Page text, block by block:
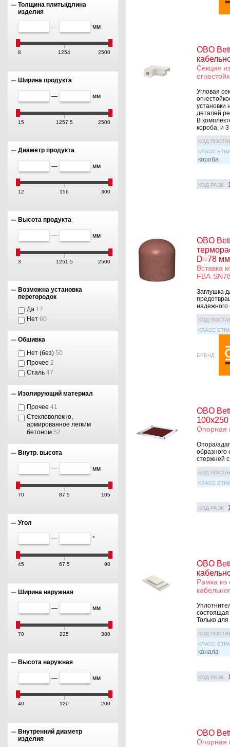
Толщина плиты/длина
изделия
— мм
8 1254 2500
Ширина продукта
— мм
15 1257.5 2500
Диаметр продукта
— мм
12 156 300
Высота продукта
— мм
3 1251.5 2500
Возможна установка
перегородок
Да 17
Нет 60
Обшивка
Нет (без) 50
Прочее 2
Сталь 47
Изолирующий материал
Прочее 41
Стекловолокно,
армированное легким
бетоном 52
Внутр. высота
— мм
70 87.5 105
Угол
— °
45 67.5 90
Ширина наружная
— мм
70 225 380
Высота наружная
— мм
40 120 200
Внутренний диаметр
изделия
OBO
Секция
Угловая
деталей
В
короба, и 3
КОД
КЛАСС ETIM
короба
КОД РАЭК
OBO
D=78 мм
Вставка
FBA-
Заглушка
надежного
КОД
КЛАСС ETIM
БРЕНД
OBO
Опорная
Опора/
образного
стержней
КОД
КЛАСС ETIM
КОД РАЭК
OBO
Рамка из
состоящая
Только для
КОД
КЛАСС ETIM
канала
КОД РАЭК
OBO
Опорная